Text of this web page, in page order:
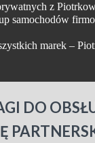
z
samochodów
marek –
DO